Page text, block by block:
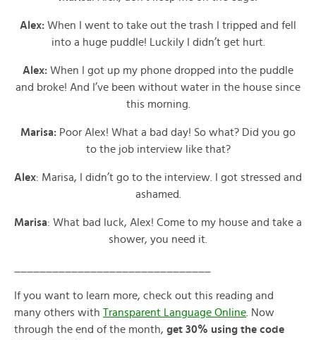
Alex: When I went to take out the trash I tripped and fell
into a huge puddle! Luckily I didn’t get hurt.
Alex: When I got up my phone dropped into the puddle
and broke! And I’ve been without water in the house since
this morning.
Marisa: Poor Alex! What a bad day! So what? Did you go
to the job interview like that?
Alex: Marisa, I didn’t go to the interview. I got stressed and
ashamed.
Marisa: What bad luck, Alex! Come to my house and take a
shower, you need it.
If you want to learn more, check out this reading and
many others with Transparent Language Online . Now
through the end of the month, get 30% using the code